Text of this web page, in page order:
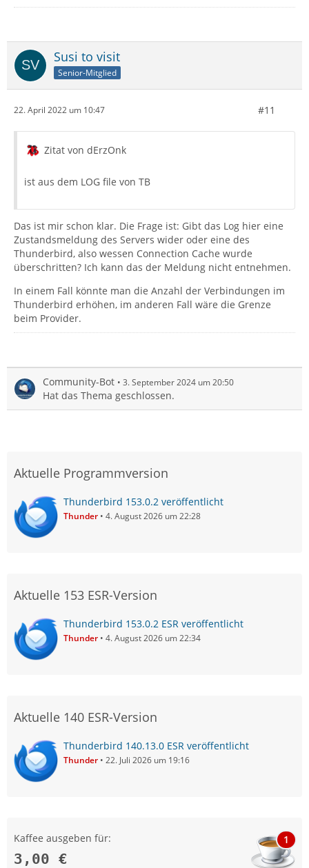
Susi to visit
Senior-Mitglied
22. April 2022 um 10:47 #11
Zitat von dErzOnk
ist aus dem LOG file von TB
Das ist mir schon klar. Die Frage ist: Gibt das Log hier eine
Zustandsmeldung des Servers wider oder eine des
Thunderbird, also wessen Connection Cache wurde
überschritten? Ich kann das der Meldung nicht entnehmen.
In einem Fall könnte man die Anzahl der Verbindungen im
Thunderbird erhöhen, im anderen Fall wäre die Grenze
beim Provider.
Community-Bot 3. September 2024 um 20:50
Hat das Thema geschlossen.
Aktuelle Programmversion
Thunderbird 153.0.2 veröffentlicht
Thunder 4. August 2026 um 22:28
Aktuelle 153 ESR-Version
Thunderbird 153.0.2 ESR veröffentlicht
Thunder 4. August 2026 um 22:34
Aktuelle 140 ESR-Version
Thunderbird 140.13.0 ESR veröffentlicht
Thunder 22. Juli 2026 um 19:16
Kaffee ausgeben für:
3,00 €
1